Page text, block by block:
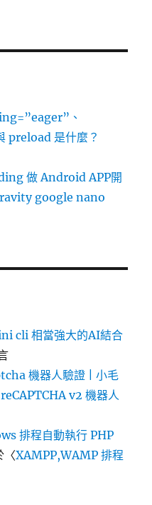
、
是什麼？
做 Android APP開
google nano
cli 相當強大的AI結合
機器人驗證 | 小毛
v2 機器人
排程自動執行 PHP
〈XAMPP,WAMP 排程